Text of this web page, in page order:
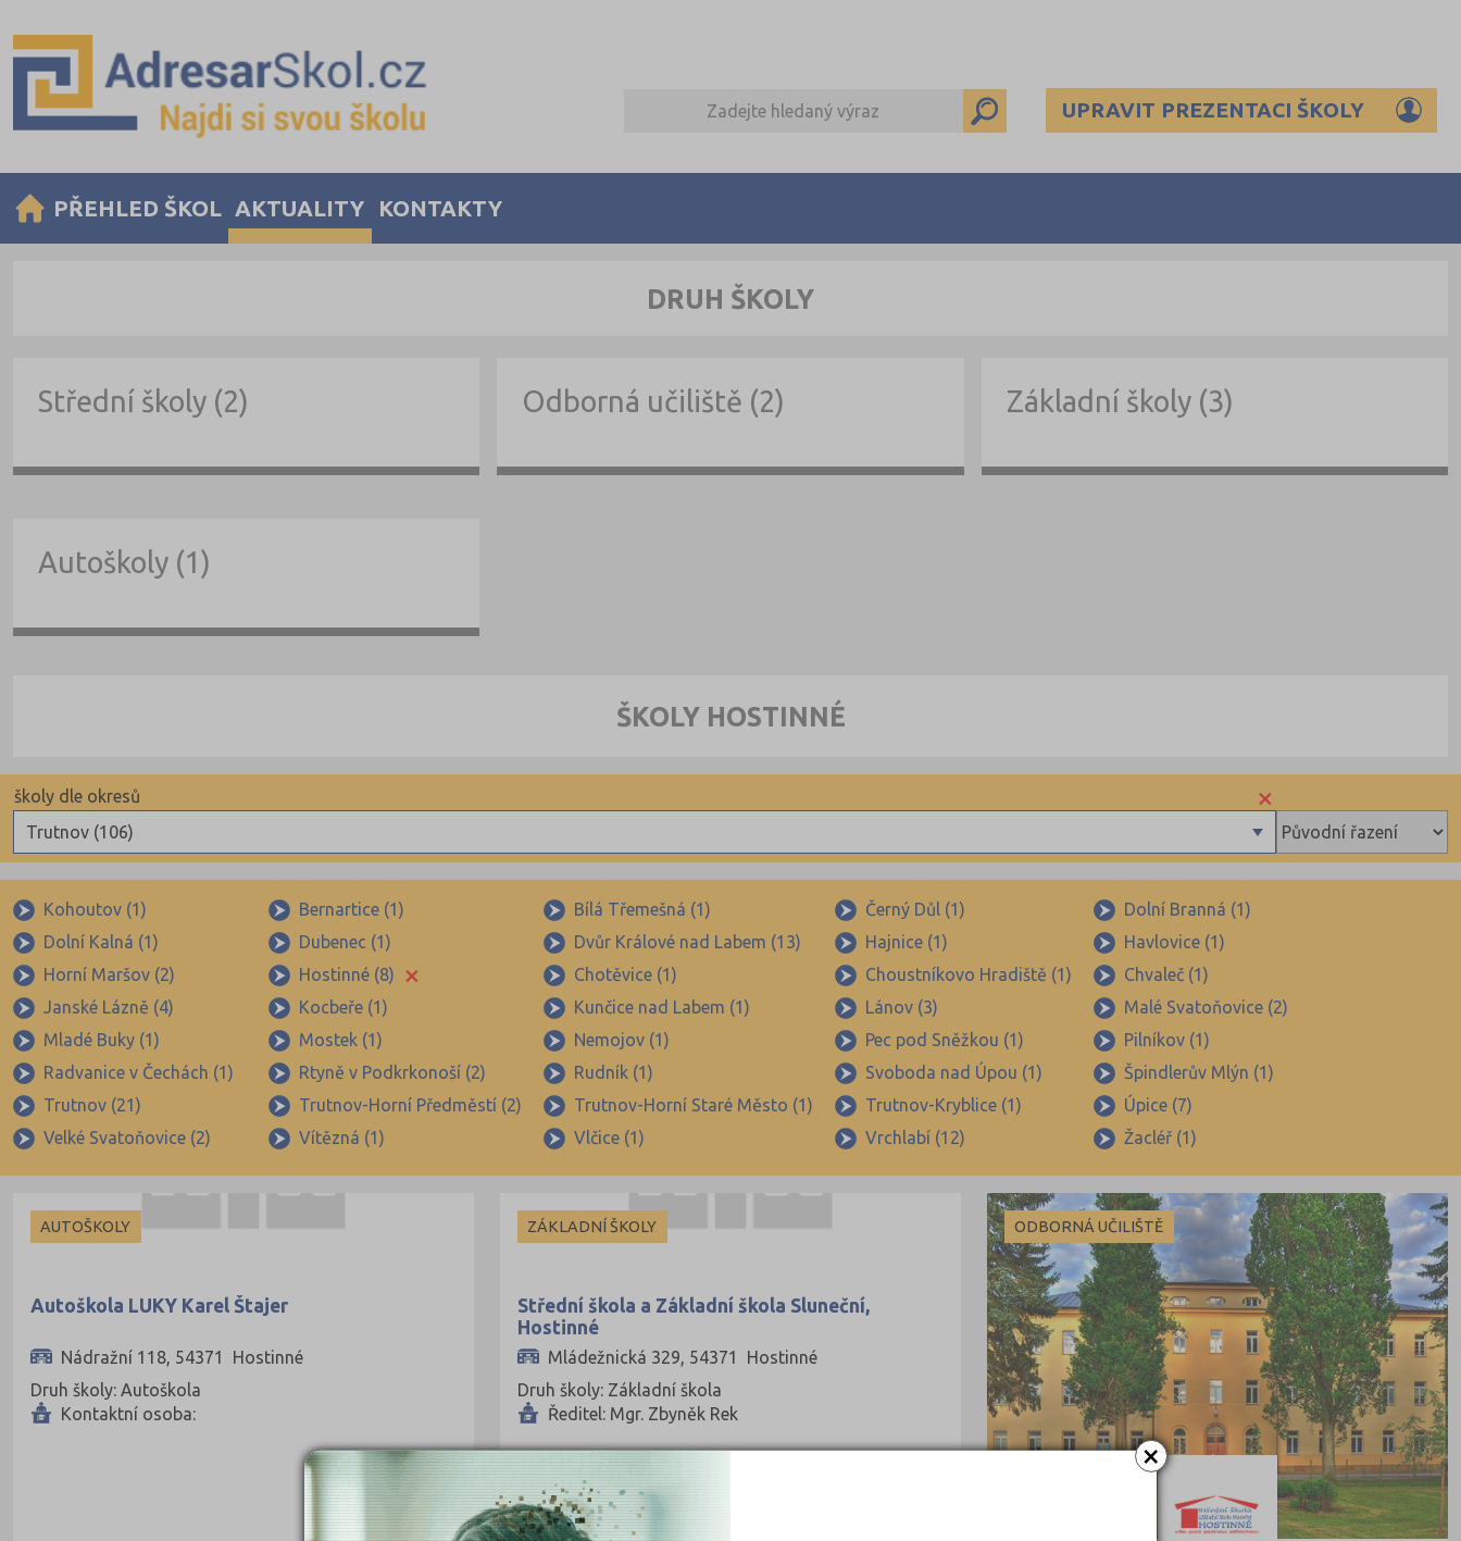
×
UPRAVIT PREZENTACI ŠKOLY
PŘEHLED ŠKOL AKTUALITY KONTAKTY
DRUH ŠKOLY
Střední školy (2) Odborná učiliště (2) Základní školy (3)
Autoškoly (1)
ŠKOLY HOSTINNÉ
×
Trutnov (106)
školy dle okresů
Beroun (85)
Blansko (88)
Brno-město (317)
Brno-venkov (149)
Bruntál (73)
Břeclav (84)
Česká Lípa (79)
Děčín (106)
Frýdek-Místek (164)
Havlíčkův Brod (82)
Hodonín (119)
Hradec Králové (139)
Kohoutov (1) Bernartice (1) Bílá Třemešná (1) Černý Důl (1)
Dolní Branná (1)
Dolní Kalná (1)
Dubenec (1) Dvůr Králové nad Labem (13) Hajnice (1)
Havlovice (1)
Horní Maršov (2)
Hostinné (8) × Chotěvice (1) Choustníkovo Hradiště (1)
Chvaleč (1)
Janské Lázně (4)
Kocbeře (1) Kunčice nad Labem (1) Lánov (3)
Malé Svatoňovice (2)
Mladé Buky (1)
Mostek (1) Nemojov (1) Pec pod Sněžkou (1)
Pilníkov (1)
Radvanice v Čechách (1)
Rtyně v Podkrkonoší (2) Rudník (1) Svoboda nad Úpou (1)
Špindlerův Mlýn (1)
Trutnov (21)
Trutnov-Horní Předměstí (2) Trutnov-Horní Staré Město (1) Trutnov-Kryblice (1)
Úpice (7)
Velké Svatoňovice (2)
Vítězná (1) Vlčice (1) Vrchlabí (12) Žacléř (1)
AUTOŠKOLY
Autoškola LUKY Karel Štajer
Nádražní 118, 54371 Hostinné
Druh školy: Autoškola
Kontaktní osoba:
ZÁKLADNÍ ŠKOLY
Střední škola a Základní škola Sluneční,
Hostinné
Mládežnická 329, 54371 Hostinné
Druh školy: Základní škola
Ředitel: Mgr. Zbyněk Rek
ODBORNÁ UČILIŠTĚ